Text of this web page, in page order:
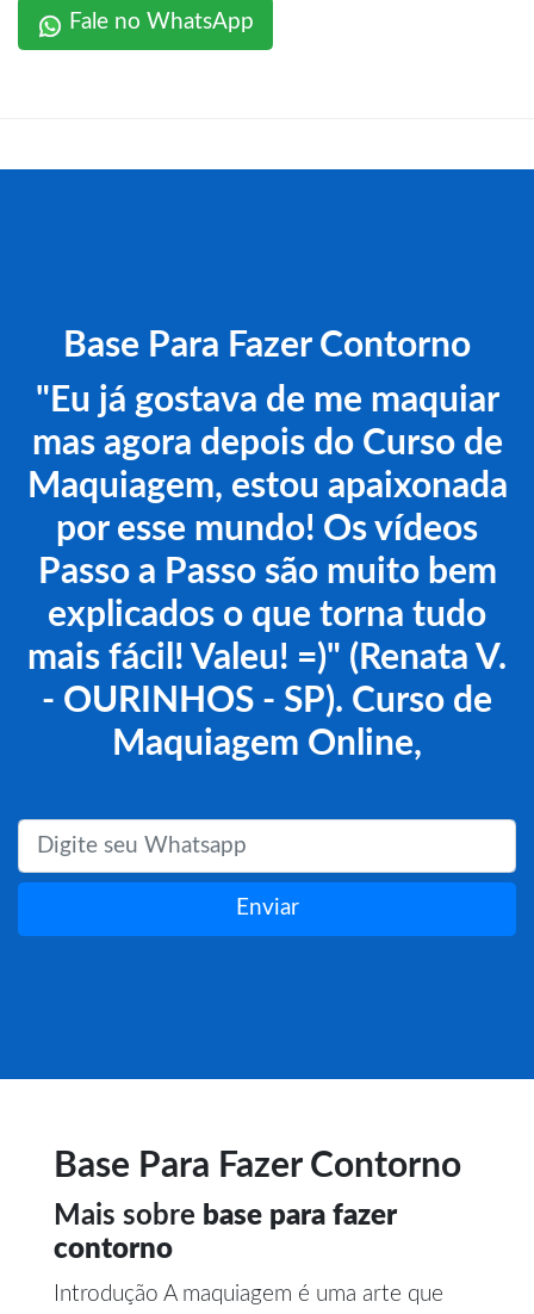
Fale no WhatsApp
Base Para Fazer Contorno
"Eu já gostava de me maquiar
mas agora depois do Curso de
Maquiagem, estou apaixonada
por esse mundo! Os vídeos
Passo a Passo são muito bem
explicados o que torna tudo
mais fácil! Valeu! =)" (Renata V.
- OURINHOS - SP). Curso de
Maquiagem Online,
Enviar
Base Para Fazer Contorno
Mais sobre base para fazer
contorno
Introdução A maquiagem é uma arte que